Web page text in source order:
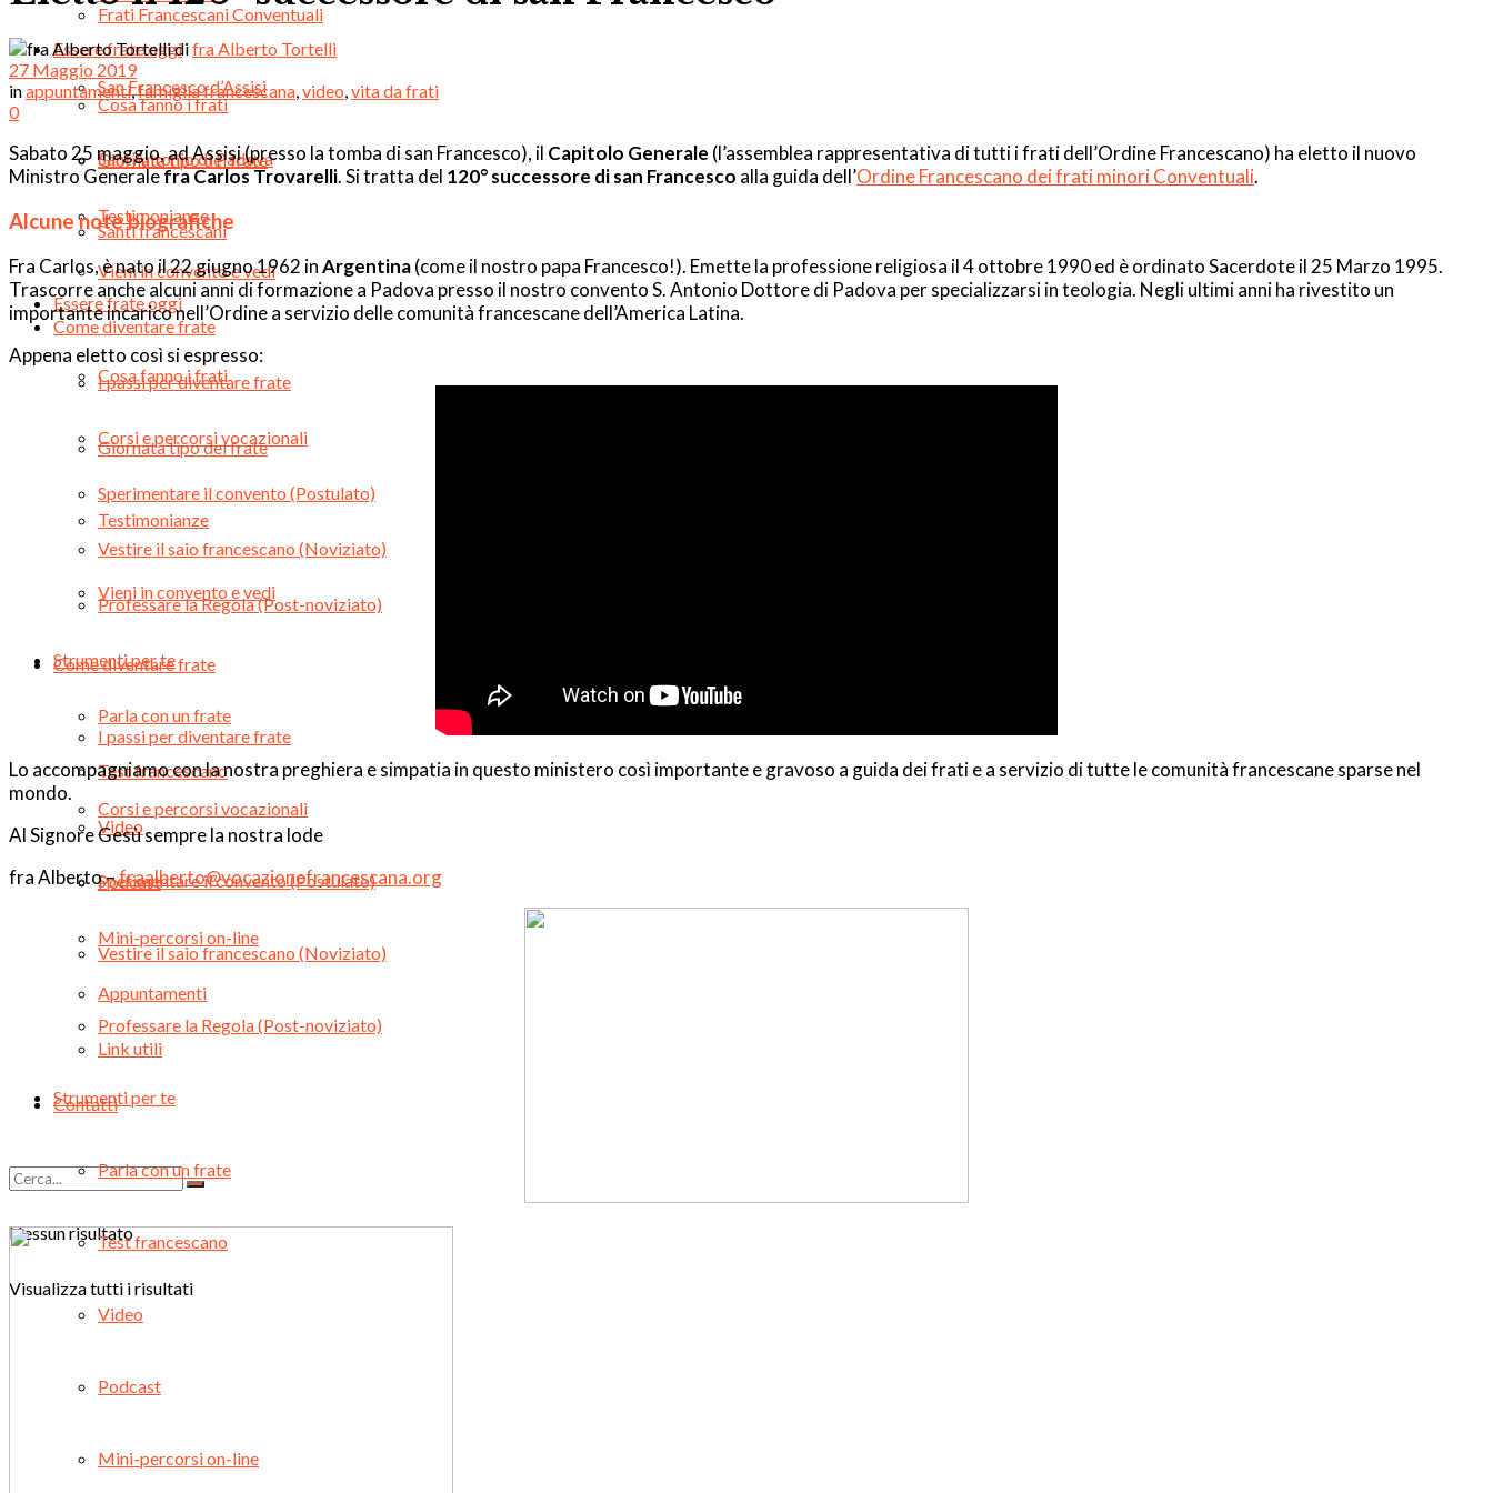
Essere frate oggi
Cosa fanno i frati
Giornata tipo del frate
Testimonianze
Vieni in convento e vedi
Come diventare frate
I passi per diventare frate
Corsi e percorsi vocazionali
Sperimentare il convento (Postulato)
Vestire il saio francescano (Noviziato)
Professare la Regola (Post-noviziato)
Strumenti per te
Parla con un frate
Test francescano
Video
Podcast
Mini-percorsi on-line
Appuntamenti
Link utili
Contatti
Nessun risultato
Visualizza tutti i risultati
Frati Francescani Conventuali
San Francesco d’Assisi
Sant’Antonio di Padova
Santi francescani
Essere frate oggi
Cosa fanno i frati
Giornata tipo del frate
Testimonianze
Vieni in convento e vedi
Come diventare frate
I passi per diventare frate
Corsi e percorsi vocazionali
Sperimentare il convento (Postulato)
Vestire il saio francescano (Noviziato)
Professare la Regola (Post-noviziato)
Strumenti per te
Parla con un frate
Test francescano
Video
Podcast
Mini-percorsi on-line
difra Alberto Tortelli
27 Maggio 2019
inappuntamenti,famiglia francescana,video,vita da frati
0
Sabato 25 maggio, ad Assisi (presso la tomba di san Francesco), il Capitolo Generale (l’assemblea rappresentativa di tutti i frati dell’Ordine Francescano) ha eletto il nuovo
Ministro Generalefra Carlos Trovarelli. Si tratta del 120° successore di san Francesco alla guida dell’Ordine Francescano dei frati minori Conventuali.
Alcune note biografiche
Fra Carlos, è nato il 22 giugno 1962 inArgentina(come il nostro papa Francesco!). Emette la professione religiosa il 4 ottobre 1990 ed è ordinato Sacerdote il 25 Marzo 1995.
Trascorre anche alcuni anni di formazione a Padova presso il nostro convento S. Antonio Dottore di Padova per specializzarsi in teologia. Negli ultimi anni ha rivestito un
importante incarico nell’Ordine a servizio delle comunità francescane dell’America Latina.
Appena eletto così si espresso:
Lo accompagniamo con la nostra preghiera e simpatia in questo ministero così importante e gravoso a guida dei frati e a servizio di tutte le comunità francescane sparse nel
mondo.
Al Signore Gesù sempre la nostra lode
fra Alberto –fraalberto@vocazionefrancescana.org